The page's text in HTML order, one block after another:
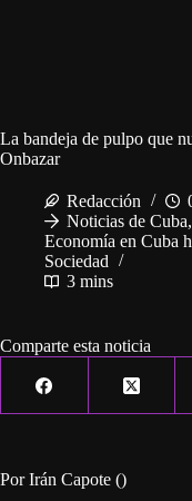
La bandeja de pulpo que
Onbazar
Redacción
Noticias de Cuba,
Economía en Cuba
Sociedad
3 mins
Comparte esta noticia
Por Irán Capote ()